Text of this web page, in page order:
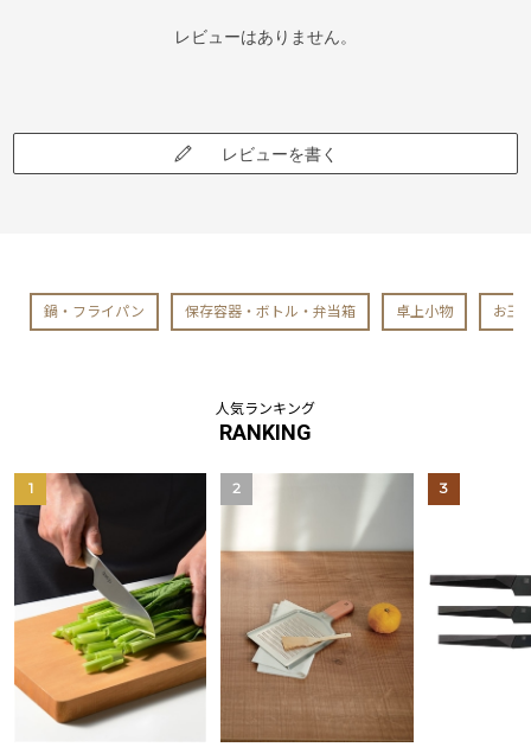
レビューはありません。
レビューを書く
鍋・フライパン 保存容器・ボトル・弁当箱 卓上小物 お玉
人気ランキング
RANKING
1 2 3